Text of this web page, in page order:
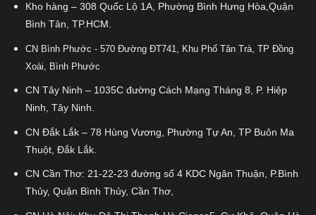
Kho hàng – 308 Quốc Lộ 1A, Phường Bình Hưng Hòa,Quận
Bình Tân, TP.HCM.
CN Bình Phước - 570 Đường ĐT741, Khu Phố Tân Trà, TP Đồng
Xoài, Bình Phước
CN Tây Ninh – 1035C đường Cách Mạng Tháng 8, P. Hiệp
Ninh, Tây Ninh.
CN Đắk Lắk – 78 Hùng Vương, Phường Tự An, TP Buôn Ma
Thuột, Đắk Lắk.
CN Cần Thơ: 21-22-23 đường số 4 KDC Ngân Thuận, P.Bình
Thủy, Quận Bình Thủy, Cần Thơ,